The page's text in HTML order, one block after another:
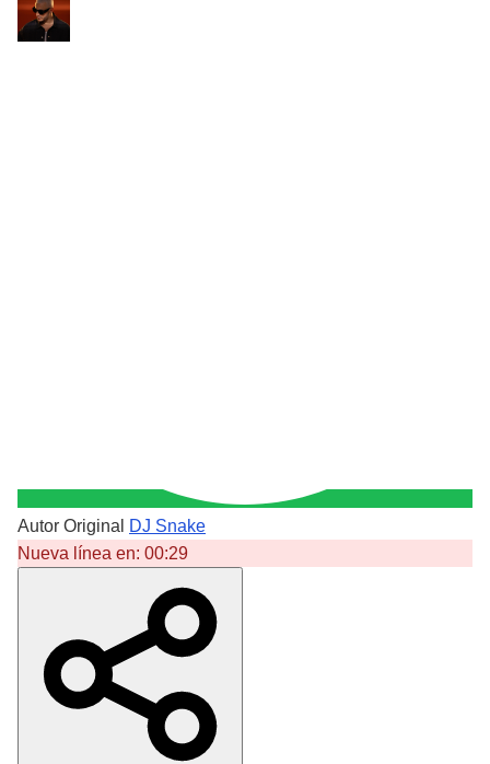
Autor Original
DJ Snake
Nueva línea en: 00:29